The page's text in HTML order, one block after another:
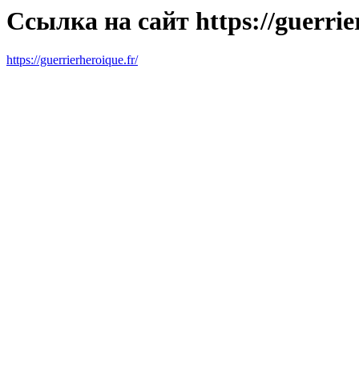
Ссылка на сайт https://
https://guerrierheroique.fr/